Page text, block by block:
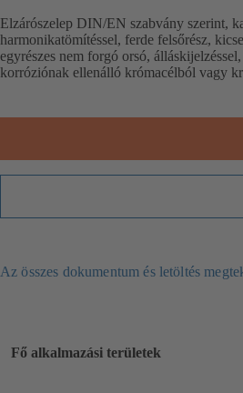
Elzárószelep DIN/EN szabvány szerint,
harmonikatömítéssel, ferde felsőrész,
egyrészes nem forgó orsó,
korróziónak ellenálló krómacélból vagy
Az összes dokumentum és letöltés
Fő alkalmazási területek